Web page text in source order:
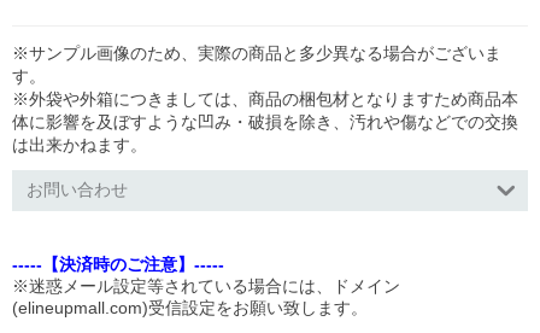
※サンプル画像のため、実際の商品と多少異なる場合がございま
す。
※外袋や外箱につきましては、商品の梱包材となりますため商品本
体に影響を及ぼすような凹み・破損を除き、汚れや傷などでの交換
は出来かねます。
お問い合わせ
-----【決済時のご注意】-----
※迷惑メール設定等されている場合には、ドメイン
(elineupmall.com)受信設定をお願い致します。